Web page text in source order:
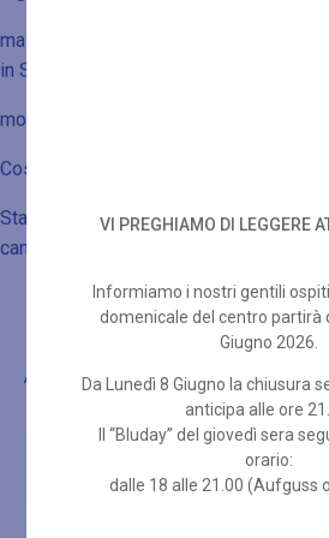
massaggio corpo da 50 minuti per
in SPA
morbido accappatoio e 2 teli inclusi
Costo pacchetto € 150.00 a persona
Stanza di appoggio day use dalle 10.00
camera
Altre proposte di benessere
IN
VI PREGHIAMO DI LEGGERE
Informiamo i nostri gentili
domenicale del centro partirà
Giugno 2026.
Da Lunedì 8 Giugno la chiusura
anticipa alle ore
Il “Bluday” del giovedì sera
orario:
dalle 18 alle 21.00 (Aufguss